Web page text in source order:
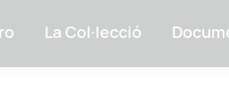
La Col·lecció